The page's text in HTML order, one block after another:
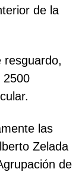
de la
resguardo,
2500
las
Zelada
de